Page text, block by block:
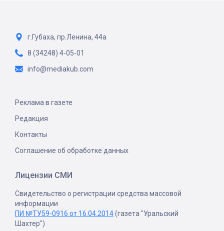
г.Губаха, пр.Ленина, 44а
8 (34248) 4-05-01
info@mediakub.com
Реклама в газете
Редакция
Контакты
Соглашение об обработке данных
Лицензии СМИ
Свидетельство о регистрации средства массовой
информации
ПИ №ТУ59-0916 от 16.04.2014(газета "Уральский
Шахтер")